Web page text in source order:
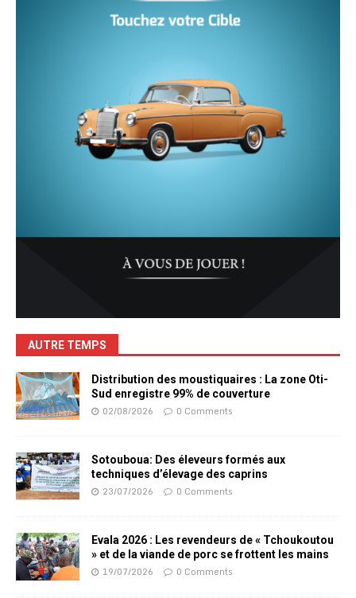
AUTRE TEMPS
Distribution des moustiquaires : La zone Oti-
Sud enregistre 99% de couverture
02/08/2026 0 Comments
Sotouboua: Des éleveurs formés aux
techniques d’élevage des caprins
23/07/2026 0 Comments
Evala 2026 : Les revendeurs de « Tchoukoutou
» et de la viande de porc se frottent les mains
19/07/2026 0 Comments